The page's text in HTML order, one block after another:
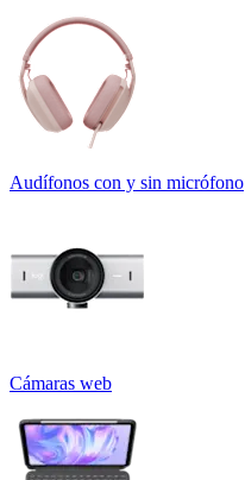
Audífonos con y sin micrófono
Cámaras web